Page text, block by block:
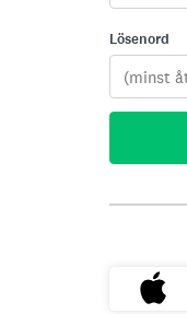
Lösenord